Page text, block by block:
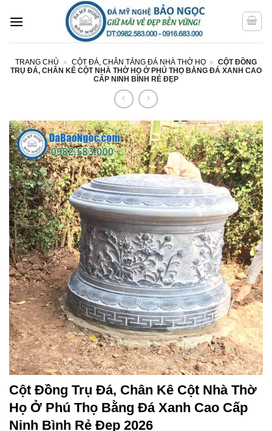
qua
TRANG CHỦ » CỘT ĐÁ, CHÂN TẢNG ĐÁ NHÀ THỜ HỌ » CỘT ĐỒNG
TRỤ ĐÁ, CHÂN KÊ CỘT NHÀ THỜ HỌ Ở PHÚ THỌ BẰNG ĐÁ XANH CAO
CẤP NINH BÌNH RẺ ĐẸP
Cột Đồng Trụ Đá, Chân Kê Cột Nhà Thờ
Họ Ở Phú Thọ Bằng Đá Xanh Cao Cấp
Ninh Bình Rẻ Đẹp 2026